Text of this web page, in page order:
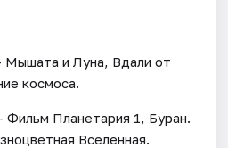
Мышата и Луна, Вдали от
космоса.
Фильм Планетария 1, Буран.
Вселенная.